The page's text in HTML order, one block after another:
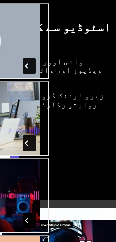
وائس اوور بنائیں،
ویڈیوز اور وائس کلون
زیرو لرننگ کَرو اور سب
روایتی رکاوٹیں توڑ کر